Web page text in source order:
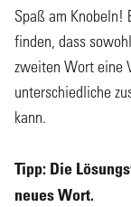
Spaß am Knobeln!
finden, dass
zweiten Wort eine
unterschiedliche
kann.
Tipp: Die
neues Wort.